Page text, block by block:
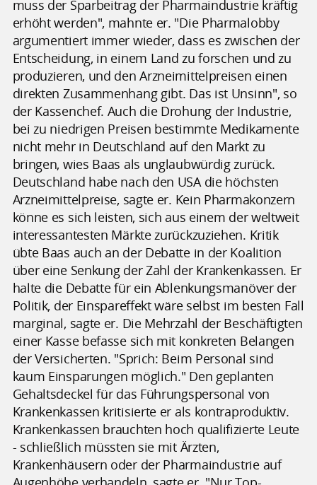
muss der Sparbeitrag der Pharmaindustrie kräftig
erhöht werden", mahnte er. "Die Pharmalobby
argumentiert immer wieder, dass es zwischen der
Entscheidung, in einem Land zu forschen und zu
produzieren, und den Arzneimittelpreisen einen
direkten Zusammenhang gibt. Das ist Unsinn", so
der Kassenchef. Auch die Drohung der Industrie,
bei zu niedrigen Preisen bestimmte Medikamente
nicht mehr in Deutschland auf den Markt zu
bringen, wies Baas als unglaubwürdig zurück.
Deutschland habe nach den USA die höchsten
Arzneimittelpreise, sagte er. Kein Pharmakonzern
könne es sich leisten, sich aus einem der weltweit
interessantesten Märkte zurückzuziehen. Kritik
übte Baas auch an der Debatte in der Koalition
über eine Senkung der Zahl der Krankenkassen. Er
halte die Debatte für ein Ablenkungsmanöver der
Politik, der Einspareffekt wäre selbst im besten Fall
marginal, sagte er. Die Mehrzahl der Beschäftigten
einer Kasse befasse sich mit konkreten Belangen
der Versicherten. "Sprich: Beim Personal sind
kaum Einsparungen möglich." Den geplanten
Gehaltsdeckel für das Führungspersonal von
Krankenkassen kritisierte er als kontraproduktiv.
Krankenkassen brauchten hoch qualifizierte Leute
- schließlich müssten sie mit Ärzten,
Krankenhäusern oder der Pharmaindustrie auf